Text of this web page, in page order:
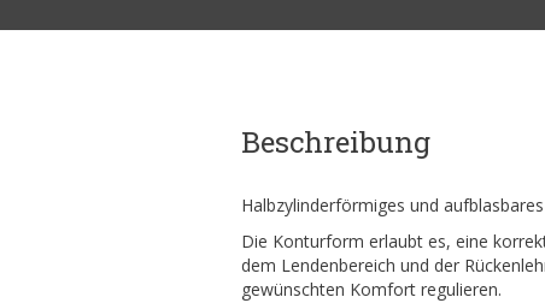
Beschreibung
Halbzylinderförmiges und
Die Konturform erlaubt es, eine
dem Lendenbereich und der
gewünschten Komfort regulieren.